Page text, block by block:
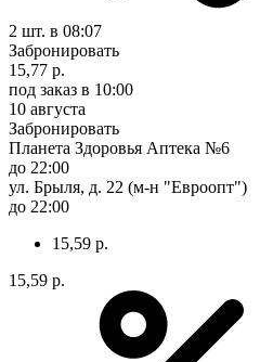
2 шт. в 08:07
Забронировать
15,77 р.
под заказ в 10:00
10 августа
Забронировать
Планета Здоровья Аптека №6
до 22:00
ул. Брыля, д. 22 (м-н "Евроопт")
до 22:00
15,59 р.
15,59 р.